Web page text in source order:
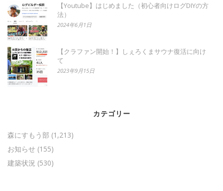
【Youtube】はじめました（初心者向けログDIYの方
法）
2024年6月1日
【クラファン開始！】しぇろくまサウナ復活に向け
て
2023年9月15日
カテゴリー
森にすもう部 (1,213)
お知らせ (155)
建築状況 (530)